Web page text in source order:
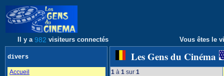
Il y a 982 visiteurs connectés Vous êtes le
divers
Accueil
Les Gens du Cinéma
1 à 1 sur 1